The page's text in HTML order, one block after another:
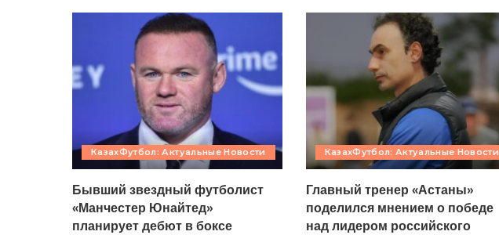
КазахФутбол: Актуальные Новости
Бывший звездный футболист
«Манчестер Юнайтед»
планирует дебют в боксе
КазахФутбол: Актуальные Новости
Главный тренер «Астаны»
поделился мнением о победе
над лидером российского